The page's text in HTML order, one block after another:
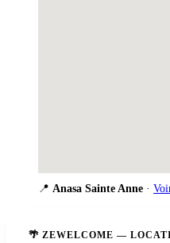
📍 Anasa Sainte Anne ·
🌴 ZEWELCOME —